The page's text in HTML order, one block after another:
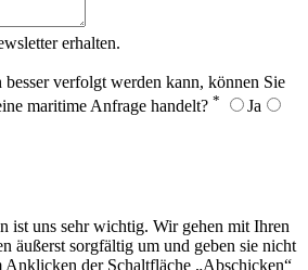
erhalten.
verfolgt werden kann, können Sie
maritime Anfrage handelt? *
Ja
ist uns sehr wichtig. Wir gehen mit Ihren
äußerst sorgfältig um und geben sie nicht
der Schaltfläche „Abschicken“